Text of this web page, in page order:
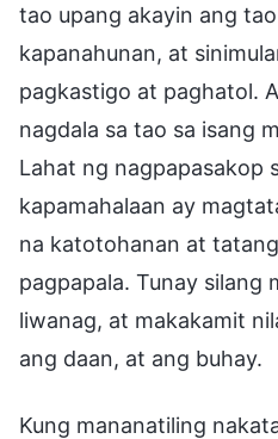
tao upang akayin ang
kapanahunan, at
pagkastigo at paghatol.
nagdala sa tao sa isang
Lahat ng nagpapasakop
kapamahalaan ay
na katotohanan at
pagpapala. Tunay silang
liwanag, at makakamit
ang daan, at ang buhay.
Kung mananatiling